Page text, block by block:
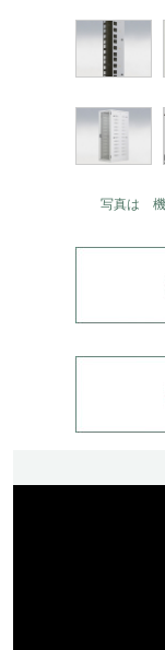
写真は 機